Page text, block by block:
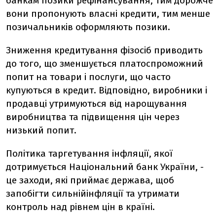
вони пропонують власні кредити, тим менше
позичальників оформляють позики.
Зниження кредитування фізосіб приводить
до того, що зменшується платоспроможний
попит на товари і послуги, що часто
купуються в кредит. Відповідно, виробники і
продавці утримуються від нарощування
виробництва та підвищення цін через
низький попит.
Політика таргетування інфляції, якої
дотримується Національний банк України, -
це заходи, які приймає держава, щоб
запобігти сильнійінфляції та утримати
контроль над рівнем цін в країні.